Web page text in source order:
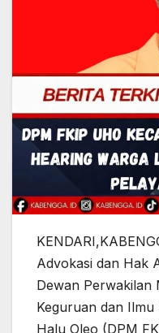
Advokasi dan Hak
Dewan Perwakilan
Keguruan dan Ilmu
Halu Oleo (DPM